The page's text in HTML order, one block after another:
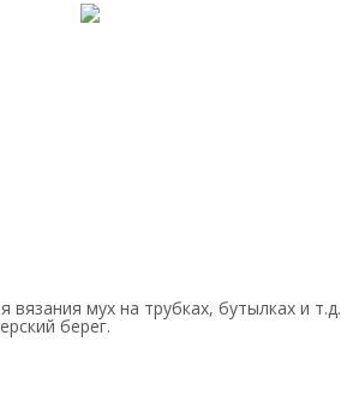
вязания мух на трубках, бутылках и т.д.
берег.